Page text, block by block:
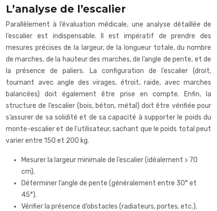
L’analyse de l’escalier
Parallèlement à l’évaluation médicale, une analyse détaillée de
l’escalier est indispensable. Il est impératif de prendre des
mesures précises de la largeur, de la longueur totale, du nombre
de marches, de la hauteur des marches, de l’angle de pente, et de
la présence de paliers. La configuration de l’escalier (droit,
tournant avec angle des virages, étroit, raide, avec marches
balancées) doit également être prise en compte. Enfin, la
structure de l’escalier (bois, béton, métal) doit être vérifiée pour
s’assurer de sa solidité et de sa capacité à supporter le poids du
monte-escalier et de l’utilisateur, sachant que le poids total peut
varier entre 150 et 200 kg.
Mesurer la largeur minimale de l’escalier (idéalement > 70
cm).
Déterminer l’angle de pente (généralement entre 30° et
45°).
Vérifier la présence d’obstacles (radiateurs, portes, etc.).